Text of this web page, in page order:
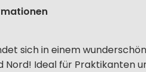
sich in einem
Nord! Ideal für Praktikanten